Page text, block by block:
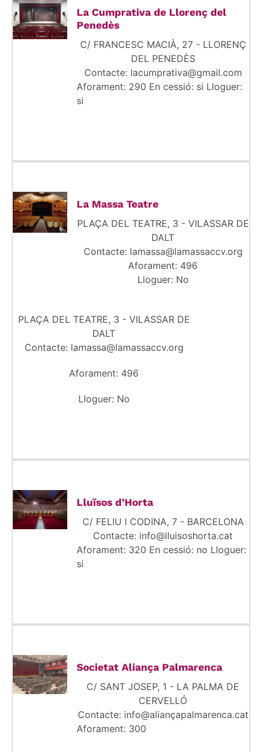
La Cumprativa de Llorenç del
Penedès
C/ FRANCESC MACIÀ, 27 - LLORENÇ
DEL PENEDÈS
Contacte: lacumprativa@gmail.com
Aforament: 290 En cessió: si Lloguer:
si
La Massa Teatre
PLAÇA DEL TEATRE, 3 - VILASSAR DE
DALT
Contacte: lamassa@lamassaccv.org
Aforament: 496
Lloguer: No
PLAÇA DEL TEATRE, 3 - VILASSAR DE
DALT
Contacte: lamassa@lamassaccv.org
Aforament: 496
Lloguer: No
Lluïsos d’Horta
C/ FELIU I CODINA, 7 - BARCELONA
Contacte: info@lluisoshorta.cat
Aforament: 320 En cessió: no Lloguer:
si
Societat Aliança Palmarenca
C/ SANT JOSEP, 1 - LA PALMA DE
CERVELLÓ
Contacte: info@aliançapalmarenca.cat
Aforament: 300